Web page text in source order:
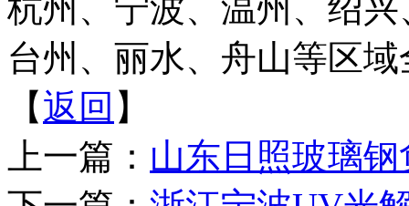
杭州、宁波、温州、绍
台州、丽水、舟山等区
【返回 】
上一篇： 山东日照玻璃